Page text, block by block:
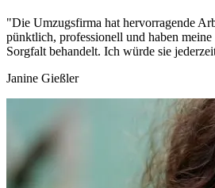
"Die Umzugsfirma hat hervorragende
pünktlich, professionell und haben
Sorgfalt behandelt. Ich würde sie
Janine Gießler